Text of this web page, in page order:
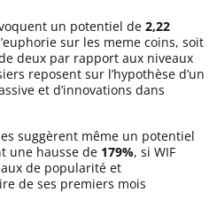
un potentiel de 2,22
sur les meme coins, soit
deux par rapport aux niveaux
reposent sur l’hypothèse d’un
et d’innovations dans
suggèrent même un potentiel
une hausse de 179%, si WIF
de popularité et
de ses premiers mois